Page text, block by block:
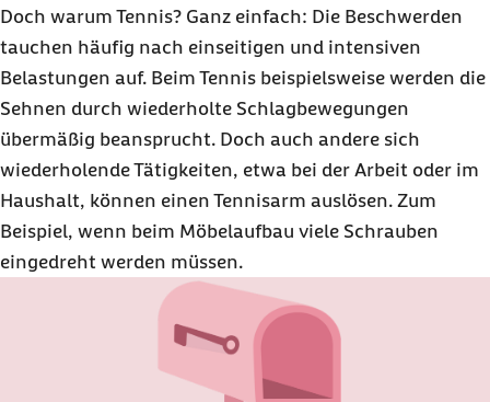
Doch warum Tennis? Ganz einfach: Die Beschwerden
tauchen häufig nach einseitigen und intensiven
Belastungen auf. Beim Tennis beispielsweise werden die
Sehnen durch wiederholte Schlagbewegungen
übermäßig beansprucht. Doch auch andere sich
wiederholende Tätigkeiten, etwa bei der Arbeit oder im
Haushalt, können einen Tennisarm auslösen. Zum
Beispiel, wenn beim Möbelaufbau viele Schrauben
eingedreht werden müssen.